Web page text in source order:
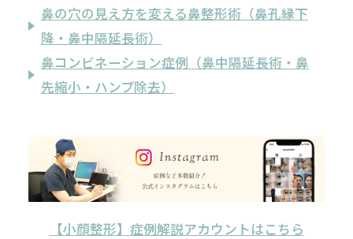
鼻の穴の見え方を変える鼻整形術（鼻孔縁下
降・鼻中隔延長術）
鼻コンビネーション症例（鼻中隔延長術・鼻
先縮小・ハンプ除去）
【小顔整形】症例解説アカウントはこちら